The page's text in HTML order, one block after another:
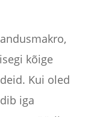
kõige
Kui oled
iga